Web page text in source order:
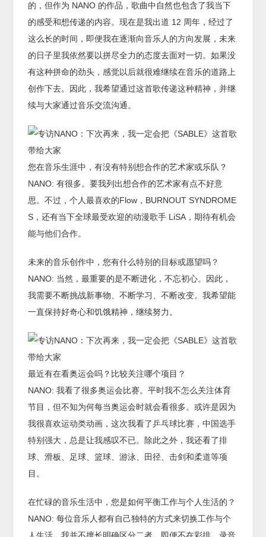
的，但作为 NANO 的作品，歌曲中自然也包含了我当下
的感受和想传递的内容。现在是我出道 12 周年，经过了
这么长的时间，即便我在逐渐向音乐人的方向发展，未来
的日子里我依然要以拼尽全力的态度去面对一切。如果没
有这种拼命的劲头，感觉以后就很难继续在音乐的道路上
创作下去。因此，我希望通过这首歌传递这种精神，并继
续与大家通过音乐交流沟通。
您在音乐生涯中，有没有特别想合作的艺术家或乐队？
NANO: 有很多。要我列出想合作的艺术家有点不好意
思。不过，个人最喜欢的Flow，BURNOUT SYNDROME
S，还有当下全球最受欢迎的动漫歌手 LiSA，期待有机会
能与他们合作。
未来的音乐创作中，您有什么特别的目标或愿望吗？
NANO: 当然，最重要的是不断进化，不忘初心。因此，
我需要不断挑战新事物、不断学习、不断改变。我希望能
一直保持好奇心和饥饿精神，继续努力。
最近有在看奥运会吗？比较关注哪个项目？
NANO: 我看了很多奥运会比赛。平时我不怎么关注体育
节目，但不知为何每当奥运会时就会看很多。或许是因为
我很喜欢运动类动画，这次我看了乒乓球比赛，中国选手
特别强大，总是让我感叹不已。除此之外，我还看了排
球、滑板、足球、篮球、游泳、田径、击剑和柔道等项
目。
在忙碌的音乐生活中，您是如何平衡工作与个人生活的？
NANO: 每位音乐人都有自己独特的方式来切换工作与个